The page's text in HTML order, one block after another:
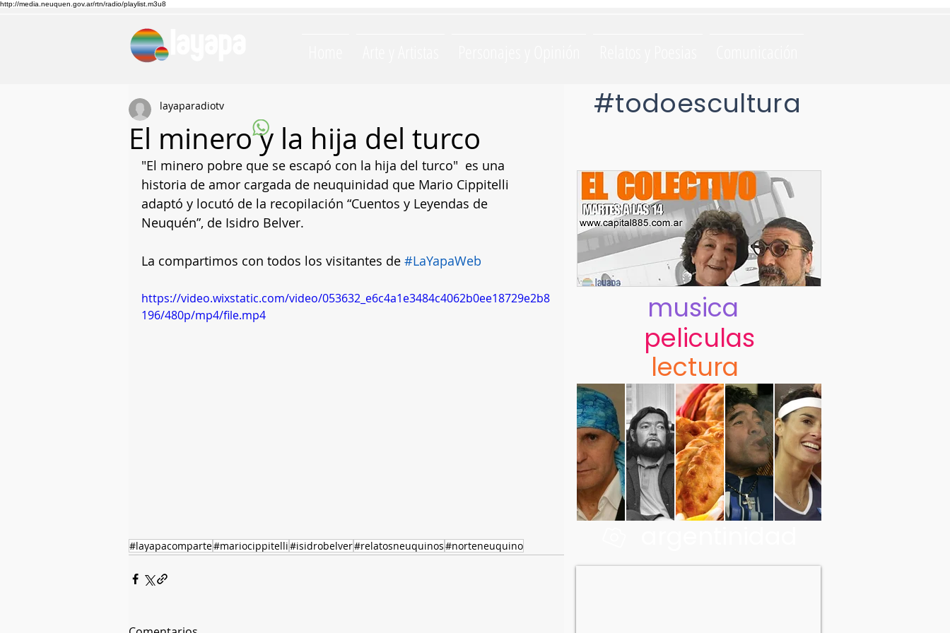
http://media.neuquen.gov.ar/rtn/radio/playlist.m3u8
El minero y la hija del turco
layaparadiotv
"El minero pobre que se escapó con la hija del turco"  es una
historia de amor cargada de neuquinidad que Mario Cippitelli
adaptó y locutó de la recopilación “Cuentos y Leyendas de
Neuquén”, de Isidro Belver.
La compartimos con todos los visitantes de #LaYapaWeb
https://video.wixstatic.com/video/053632_e6c4a1e3484c4062b0ee18729e2b8
196/480p/mp4/file.mp4
#layapacomparte#mariocippitelli#isidrobelver#relatosneuquinos#norteneuquino
#todoescultura
musica
peliculas
lectura